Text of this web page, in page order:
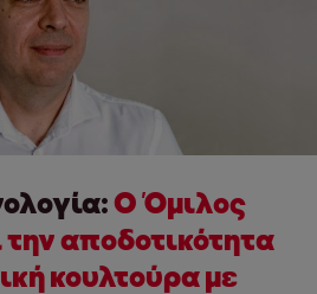
Ο Όμιλος
την αποδοτικότητα
κουλτούρα με